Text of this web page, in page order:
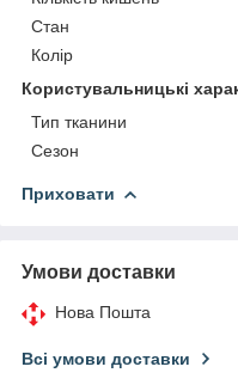
Стан
Колір
Користувальницькі
Тип тканини
Сезон
Приховати
Умови доставки
Нова Пошта
Всі умови доставки